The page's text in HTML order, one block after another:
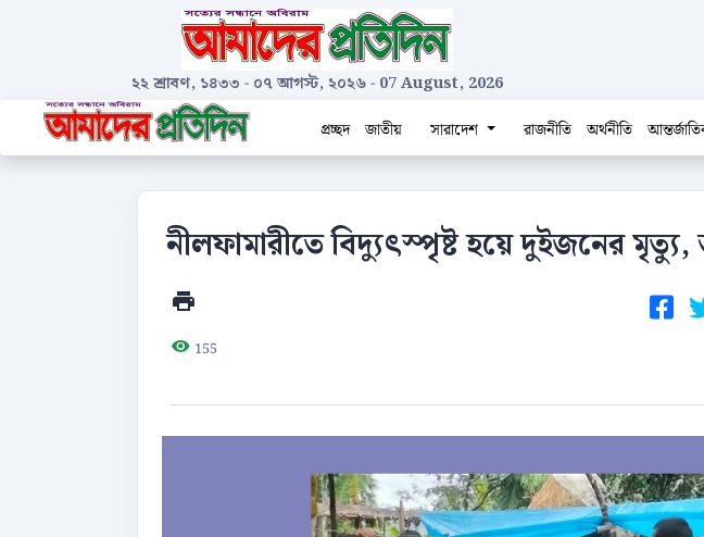
২২ শ্রাবণ, ১৪৩৩ - ০৭ আগস্ট, ২০২৬- 07 August, 2026
প্রচ্ছদ
জাতীয় সারাদেশ রাজনীতি অর্থনীতি
নীলফামারীতে বিদ্যুৎস্পৃষ্ট হয়ে দুইজনের
155